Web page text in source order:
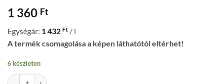
1 360 Ft
Egységár: 1 432 Ft / l
A termék csomagolása a képen láthatótól eltérhet!
6 készleten
Ariel Diamond Bright White folteltávolító folyadék 950 ml mennyiség